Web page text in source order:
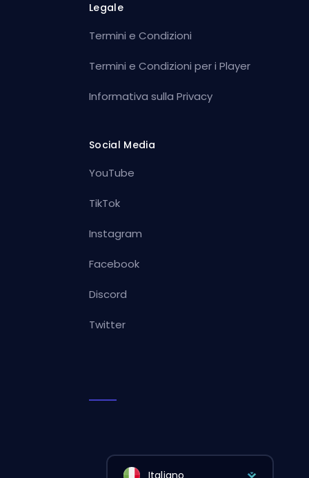
Legale
Termini e Condizioni
Termini e Condizioni per i Player
Informativa sulla Privacy
Social Media
YouTube
TikTok
Instagram
Facebook
Discord
Twitter
Italiano